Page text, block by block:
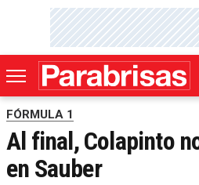
FÓRMULA 1
Al final, Colapinto
en Sauber